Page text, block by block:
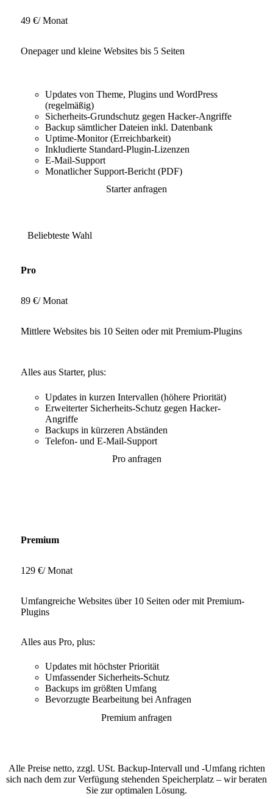
49 €/ Monat
Onepager und kleine Websites bis 5 Seiten
Updates von Theme, Plugins und WordPress
(regelmäßig)
Sicherheits-Grundschutz gegen Hacker-Angriffe
Backup sämtlicher Dateien inkl. Datenbank
Uptime-Monitor (Erreichbarkeit)
Inkludierte Standard-Plugin-Lizenzen
E-Mail-Support
Monatlicher Support-Bericht (PDF)
Starter anfragen
Beliebteste Wahl
Pro
89 €/ Monat
Mittlere Websites bis 10 Seiten oder mit Premium-Plugins
Alles aus Starter, plus:
Updates in kurzen Intervallen (höhere Priorität)
Erweiterter Sicherheits-Schutz gegen Hacker-
Angriffe
Backups in kürzeren Abständen
Telefon- und E-Mail-Support
Pro anfragen
Premium
129 €/ Monat
Umfangreiche Websites über 10 Seiten oder mit Premium-
Plugins
Alles aus Pro, plus:
Updates mit höchster Priorität
Umfassender Sicherheits-Schutz
Backups im größten Umfang
Bevorzugte Bearbeitung bei Anfragen
Premium anfragen
Alle Preise netto, zzgl. USt. Backup-Intervall und -Umfang richten
sich nach dem zur Verfügung stehenden Speicherplatz – wir beraten
Sie zur optimalen Lösung.